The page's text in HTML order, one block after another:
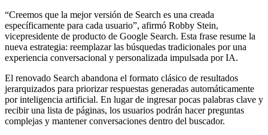
“Creemos que la mejor versión de Search es una creada
específicamente para cada usuario”, afirmó Robby Stein,
vicepresidente de producto de Google Search. Esta frase resume la
nueva estrategia: reemplazar las búsquedas tradicionales por una
experiencia conversacional y personalizada impulsada por IA.
El renovado Search abandona el formato clásico de resultados
jerarquizados para priorizar respuestas generadas automáticamente
por inteligencia artificial. En lugar de ingresar pocas palabras clave y
recibir una lista de páginas, los usuarios podrán hacer preguntas
complejas y mantener conversaciones dentro del buscador.